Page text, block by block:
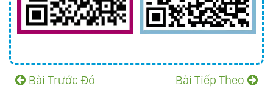
Bài Trước Đó Bài Tiếp Theo